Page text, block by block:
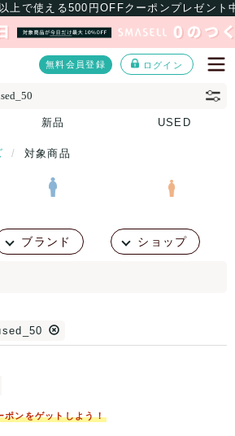
上で使える500円OFFクーポンプレゼント
無料会員登録 ログイン
新品 USED
対象商品
ブランド ショップ
ポンをゲットしよう！